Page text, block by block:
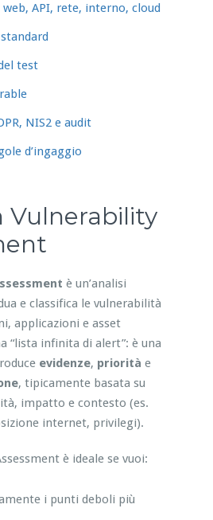
API, rete, interno, cloud
test
NIS2 e audit
d’ingaggio
Vulnerability
è un’analisi
e classifica le vulnerabilità
applicazioni e asset
“lista infinita di alert”: è una
evidenze, priorità e
, tipicamente basata su
impatto e contesto (es.
internet, privilegi).
è ideale se vuoi:
i punti deboli più